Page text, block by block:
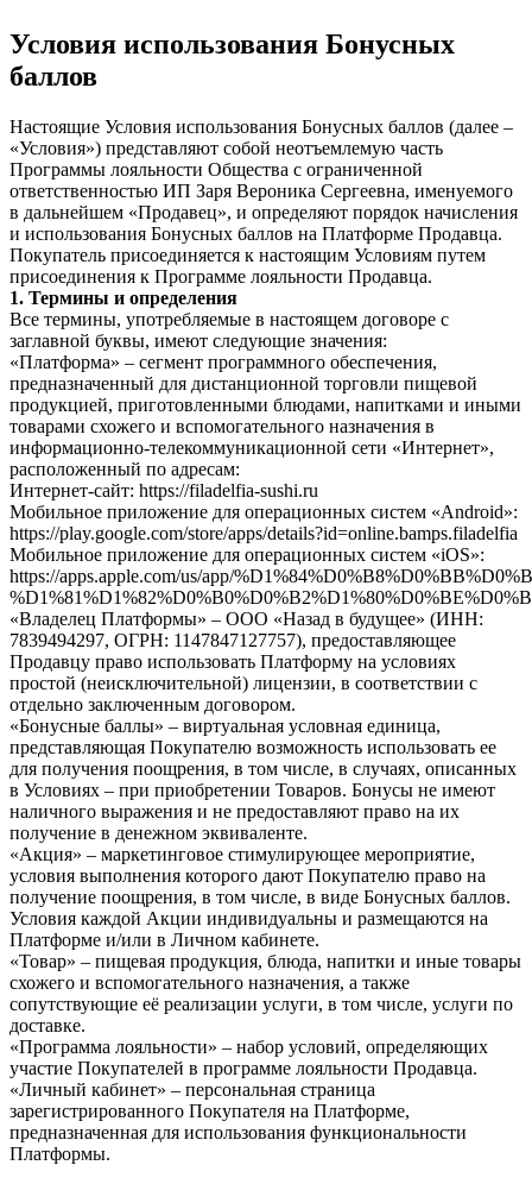
Условия использования Бонусных
баллов
Настоящие Условия использования Бонусных баллов (далее –
«Условия») представляют собой неотъемлемую часть
Программы лояльности Общества с ограниченной
ответственностью ИП Заря Вероника Сергеевна, именуемого
в дальнейшем «Продавец», и определяют порядок начисления
и использования Бонусных баллов на Платформе Продавца.
Покупатель присоединяется к настоящим Условиям путем
присоединения к Программе лояльности Продавца.
1. Термины и определения
Все термины, употребляемые в настоящем договоре с
заглавной буквы, имеют следующие значения:
«Платформа» – сегмент программного обеспечения,
предназначенный для дистанционной торговли пищевой
продукцией, приготовленными блюдами, напитками и иными
товарами схожего и вспомогательного назначения в
информационно-телекоммуникационной сети «Интернет»,
расположенный по адресам:
Интернет-сайт: https://filadelfia-sushi.ru
Мобильное приложение для операционных систем «Android»:
https://play.google.com/store/apps/details?id=online.bamps.filadelfia
Мобильное приложение для операционных систем «iOS»:
https://apps.apple.com/us/app/
«Владелец Платформы» – ООО «Назад в будущее» (ИНН:
7839494297, ОГРН: 1147847127757), предоставляющее
Продавцу право использовать Платформу на условиях
простой (неисключительной) лицензии, в соответствии с
отдельно заключенным договором.
«Бонусные баллы» – виртуальная условная единица,
представляющая Покупателю возможность использовать ее
для получения поощрения, в том числе, в случаях, описанных
в Условиях – при приобретении Товаров. Бонусы не имеют
наличного выражения и не предоставляют право на их
получение в денежном эквиваленте.
«Акция» – маркетинговое стимулирующее мероприятие,
условия выполнения которого дают Покупателю право на
получение поощрения, в том числе, в виде Бонусных баллов.
Условия каждой Акции индивидуальны и размещаются на
Платформе и/или в Личном кабинете.
«Товар» – пищевая продукция, блюда, напитки и иные товары
схожего и вспомогательного назначения, а также
сопутствующие её реализации услуги, в том числе, услуги по
доставке.
«Программа лояльности» – набор условий, определяющих
участие Покупателей в программе лояльности Продавца.
«Личный кабинет» – персональная страница
зарегистрированного Покупателя на Платформе,
предназначенная для использования функциональности
Платформы.